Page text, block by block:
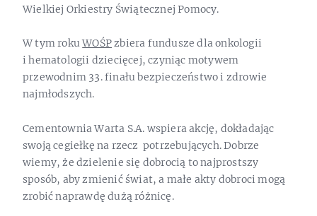
Wielkiej Orkiestry Świątecznej Pomocy.
W tym rokuWOŚPzbiera fundusze dla onkologii
i hematologii dziecięcej, czyniąc motywem
przewodnim 33. finału bezpieczeństwo i zdrowie
najmłodszych.
Cementownia Warta S.A. wspiera akcję, dokładając
swoją cegiełkę na rzecz potrzebujących. Dobrze
wiemy, że dzielenie się dobrocią to najprostszy
sposób, aby zmienić świat, a małe akty dobroci mogą
zrobić naprawdę dużą różnicę.